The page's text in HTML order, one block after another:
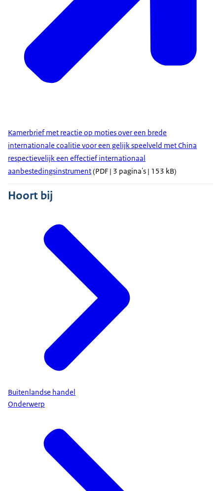
Kamerbrief met reactie op moties over een brede
internationale coalitie voor een gelijk speelveld met China
respectievelijk een effectief internationaal
aanbestedingsinstrument(PDF | 3 pagina's | 153 kB)
Hoort bij
Buitenlandse handel
Onderwerp